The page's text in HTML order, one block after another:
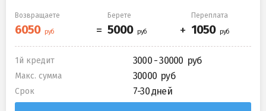
Возвращаете Берете Переплата
1й кредит 3000 - 30000
Макс. сумма 30000
Срок 7-30 дней